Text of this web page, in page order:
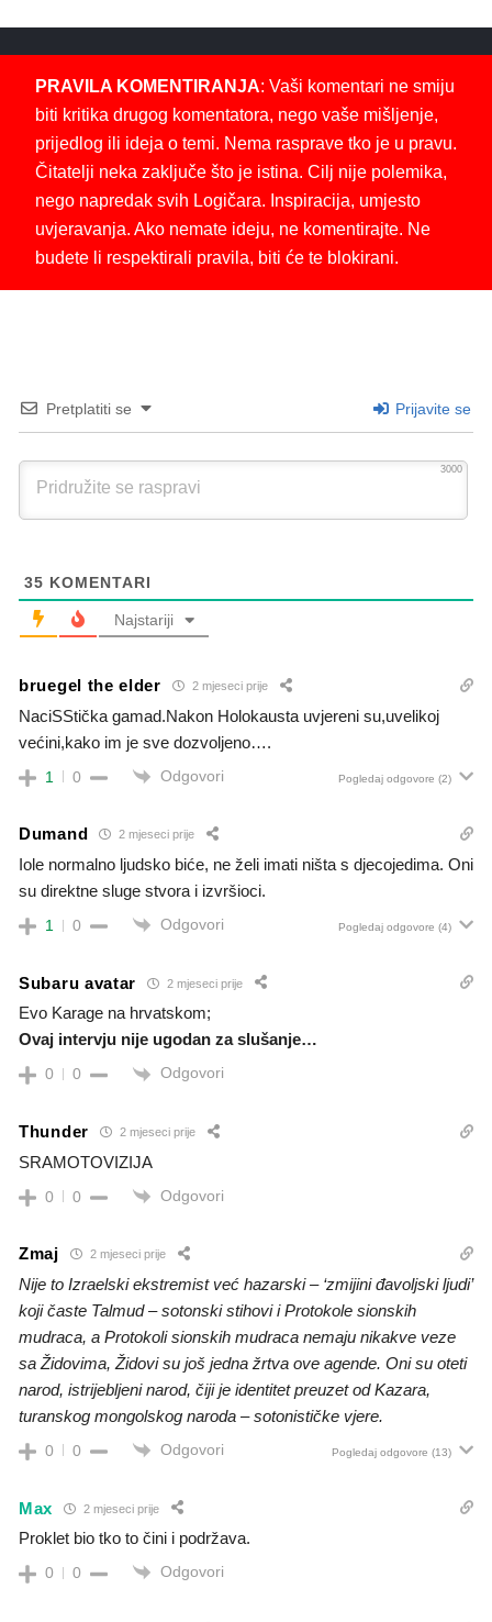
PRAVILA KOMENTIRANJA: Vaši komentari ne smiju
biti kritika drugog komentatora, nego vaše mišljenje,
prijedlog ili ideja o temi. Nema rasprave tko je u pravu.
Čitatelji neka zaključe što je istina. Cilj nije polemika,
nego napredak svih Logičara. Inspiracija, umjesto
uvjeravanja. Ako nemate ideju, ne komentirajte. Ne
budete li respektirali pravila, biti će te blokirani.
Pretplatiti se Prijavite se
3000
35 KOMENTARI
Najstariji
bruegel the elder 2 mjeseci prije
NaciSStička gamad.Nakon Holokausta uvjereni su,uvelikoj
većini,kako im je sve dozvoljeno….
1 0 Odgovori Pogledaj odgovore (2)
Dumand 2 mjeseci prije
Iole normalno ljudsko biće, ne želi imati ništa s djecojedima. Oni
su direktne sluge stvora i izvršioci.
1 0 Odgovori Pogledaj odgovore (4)
Subaru avatar 2 mjeseci prije
Evo Karage na hrvatskom;
Ovaj intervju nije ugodan za slušanje…
0 0 Odgovori
Thunder 2 mjeseci prije
SRAMOTOVIZIJA
0 0 Odgovori
Zmaj 2 mjeseci prije
Nije to Izraelski ekstremist već hazarski – ‘zmijini đavoljski ljudi’
koji časte Talmud – sotonski stihovi i Protokole sionskih
mudraca, a Protokoli sionskih mudraca nemaju nikakve veze
sa Židovima, Židovi su još jedna žrtva ove agende. Oni su oteti
narod, istrijebljeni narod, čiji je identitet preuzet od Kazara,
turanskog mongolskog naroda – sotonističke vjere.
0 0 Odgovori Pogledaj odgovore (13)
Max 2 mjeseci prije
Proklet bio tko to čini i podržava.
0 0 Odgovori